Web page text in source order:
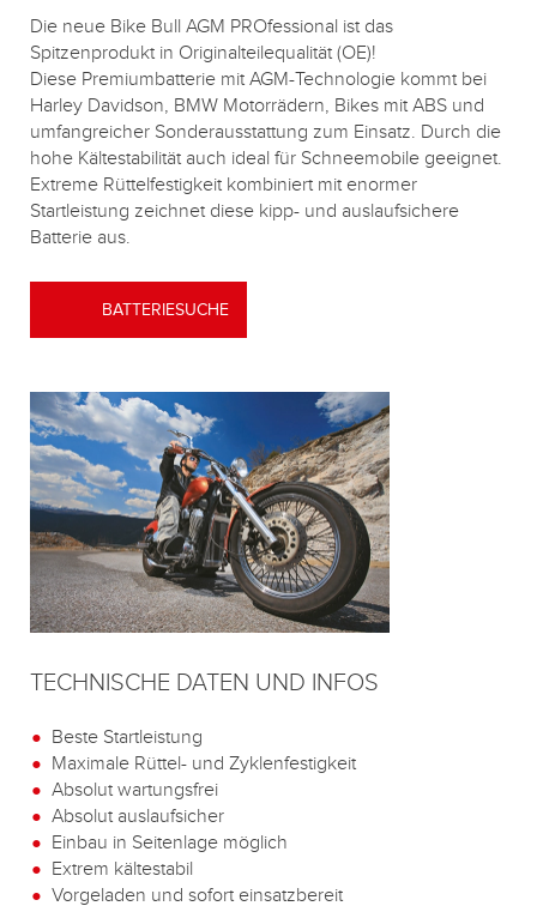
Die neue Bike Bull AGM PROfessional ist das
Spitzenprodukt in Originalteilequalität (OE)!
Diese Premiumbatterie mit AGM-Technologie kommt bei
Harley Davidson, BMW Motorrädern, Bikes mit ABS und
umfangreicher Sonderausstattung zum Einsatz. Durch die
hohe Kältestabilität auch ideal für Schneemobile geeignet.
Extreme Rüttelfestigkeit kombiniert mit enormer
Startleistung zeichnet diese kipp- und auslaufsichere
Batterie aus.
BATTERIESUCHE
TECHNISCHE DATEN UND INFOS
Beste Startleistung
Maximale Rüttel- und Zyklenfestigkeit
Absolut wartungsfrei
Absolut auslaufsicher
Einbau in Seitenlage möglich
Extrem kältestabil
Vorgeladen und sofort einsatzbereit